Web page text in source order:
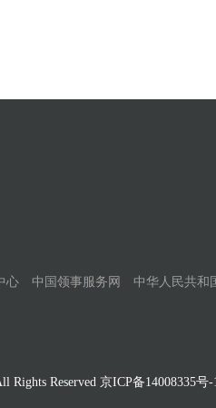
心 中国领事服务网 中华人民共和
Rights Reserved 京ICP备14008335号-